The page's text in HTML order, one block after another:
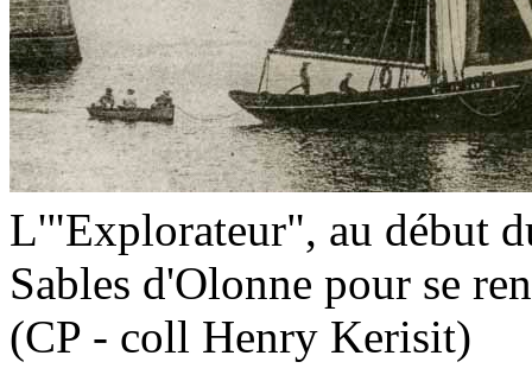
L'"Explorateur", au début
Sables d'Olonne pour se
(CP - coll Henry Kerisit)